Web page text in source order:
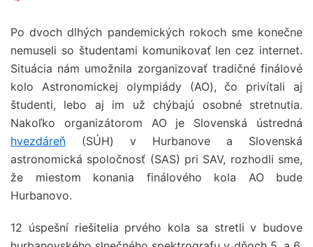
Po dvoch dlhých pandemických rokoch sme konečne
nemuseli so študentami komunikovať len cez internet.
Situácia nám umožnila zorganizovať tradičné finálové
kolo Astronomickej olympiády (AO), čo privítali aj
študenti, lebo aj im už chýbajú osobné stretnutia.
Nakoľko organizátorom AO je Slovenská ústredná
hvezdáreň (SÚH) v Hurbanove a Slovenská
astronomická spoločnosť (SAS) pri SAV, rozhodli sme,
že miestom konania finálového kola AO bude
Hurbanovo.
12 úspešní riešitelia prvého kola sa stretli v budove